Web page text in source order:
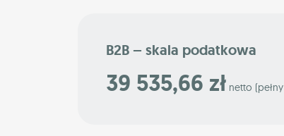
B2B – skala podatkowa
39 535,66 zł netto (pełny